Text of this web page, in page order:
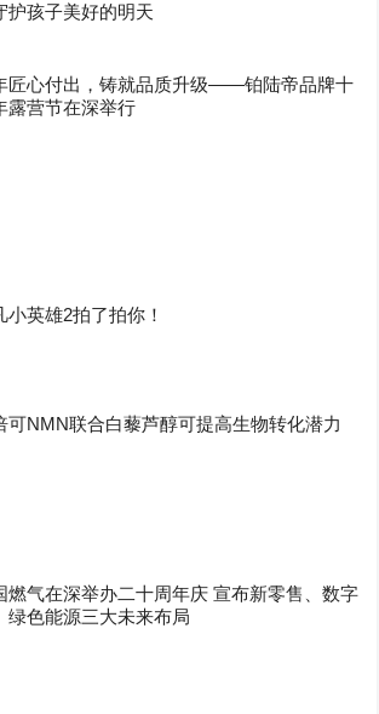
护孩子美好的明天
匠心付出，铸就品质升级——铂陆帝品牌十
露营节在深举行
小英雄2拍了拍你！
可NMN联合白藜芦醇可提高生物转化潜力
燃气在深举办二十周年庆 宣布新零售、数字
绿色能源三大未来布局